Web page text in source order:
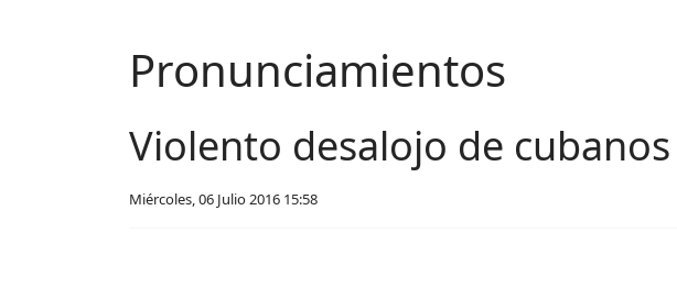
Pronunciamientos
Violento desalojo de
Miércoles, 06 Julio 2016 15:58